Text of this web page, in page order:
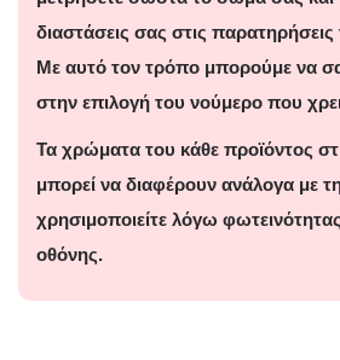
διαστάσεις σας στις
Με αυτό τον τρόπο μπορούμε να
στην επιλογή του νούμερο που
Τα χρώματα του κάθε προϊόντος
μπορεί να διαφέρουν ανάλογα με
χρησιμοποιείτε λόγω
οθόνης.